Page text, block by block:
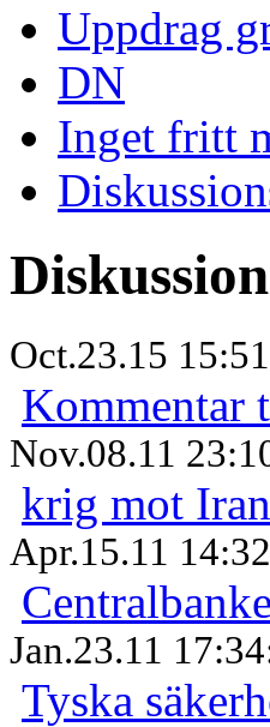
Uppdrag
DN
Inget fritt
Oct.23.15
Kommentar
Nov.08.11
krig mot
Apr.15.11
Jan.23.11
Tyska